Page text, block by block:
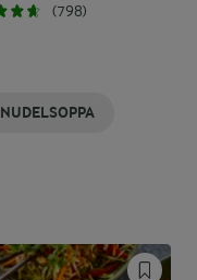
(798)
NUDELSOPPA